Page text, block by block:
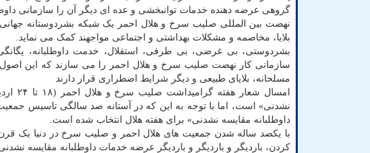
گروهی عرضه دهنده خدمات توانبخشی و عده ای دیگر آن را سازمانی
بلایا، مخاصمه و مشکلات بهداشتی و اجتماعی مواجهند کمک می نماید.
بشردوستی، بی غرضی، بی طرفی، استقلال، خدمت داوطلبانه،
سازمانی کار نهضت صلیب سرخ و هلال احمر را می سازند که این
مسلحانه، بلایای طبیعی و دیگر شرایط اضطراری قرار دارند
امسال
نشدنی» است، اما با توجه به این که در آستانه صد سالگی تاسیس
داوطلبانه مقایسه نشدنی» برای هفته هلال انتخاب شده است.
با یکصد ساله شدن جمعیت های هلال احمر و صلیب سرخ در دنیا یک قرن
کردن، باردیگر و باردیگر و باردیگر عرضه خدمات داوطلبانه مقایسه